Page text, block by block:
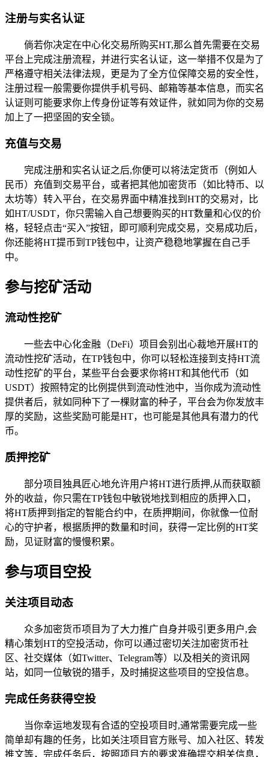
注册与实名认证
倘若你决定在中心化交易所购买HT,那么首先需要在交易
平台上完成注册流程，并进行实名认证，这一举措不仅是为了
严格遵守相关法律法规，更是为了全方位保障交易的安全性，
注册过程一般需要你提供手机号码、邮箱等基本信息，而实名
认证则可能要求你上传身份证等有效证件，就如同为你的交易
加上了一把坚固的安全锁。
充值与交易
完成注册和实名认证之后,你便可以将法定货币（例如人
民币）充值到交易平台，或者把其他加密货币（如比特币、以
太坊等）转入平台，在交易界面中精准找到HT的交易对，比
如HT/USDT，你只需输入自己想要购买的HT数量和心仪的价
格，轻轻点击“买入”按钮，即可顺利完成交易，交易成功后，
你还能将HT提币到TP钱包中，让资产稳稳地掌握在自己手
中。
参与挖矿活动
流动性挖矿
一些去中心化金融（DeFi）项目会别出心裁地开展HT的
流动性挖矿活动，在TP钱包中，你可以轻松连接到支持HT流
动性挖矿的平台，某些平台会要求你将HT和其他代币（如
USDT）按照特定的比例提供到流动性池中，当你成为流动性
提供者后，就如同种下了一棵财富的种子，平台会为你发放丰
厚的奖励，这些奖励可能是HT，也可能是其他具有潜力的代
币。
质押挖矿
部分项目独具匠心地允许用户将HT进行质押,从而获取额
外的收益，你只需在TP钱包中敏锐地找到相应的质押入口，
将HT质押到指定的智能合约中，在质押期间，你就像一位耐
心的守护者，根据质押的数量和时间，获得一定比例的HT奖
励，见证财富的慢慢积累。
参与项目空投
关注项目动态
众多加密货币项目为了大力推广自身并吸引更多用户,会
精心策划HT的空投活动，你可以通过密切关注加密货币社
区、社交媒体（如Twitter、Telegram等）以及相关的资讯网
站，如同一位敏锐的猎手，及时捕捉这些项目的空投信息。
完成任务获得空投
当你幸运地发现有合适的空投项目时,通常需要完成一些
简单却有趣的任务，比如关注项目官方账号、加入社区、转发
推文等，完成任务后，按照项目方的要求准确提交相关信息，